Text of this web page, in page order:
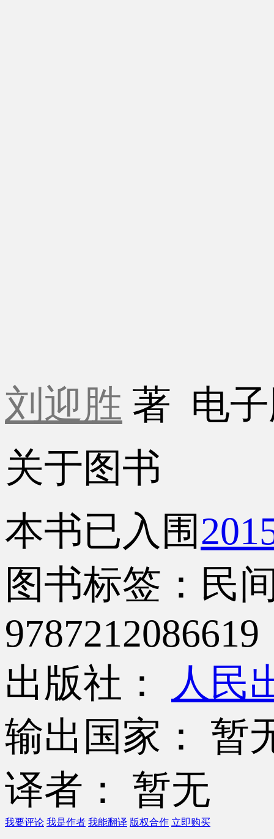
刘迎胜 著 电
关于图书
本书已入围
图书标签：民
9787212086619
出版社：
人民
输出国家： 暂
译者： 暂无
我要评论 我是作者 我能翻译 版权合作 立即购买